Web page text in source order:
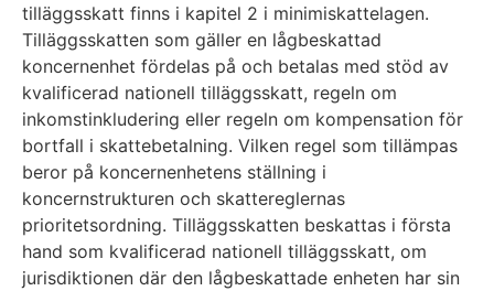
tilläggsskatt finns i kapitel 2 i minimiskattelagen.
Tilläggsskatten som gäller en lågbeskattad
koncernenhet fördelas på och betalas med stöd av
kvalificerad nationell tilläggsskatt, regeln om
inkomstinkludering eller regeln om kompensation för
bortfall i skattebetalning. Vilken regel som tillämpas
beror på koncernenhetens ställning i
koncernstrukturen och skattereglernas
prioritetsordning. Tilläggsskatten beskattas i första
hand som kvalificerad nationell tilläggsskatt, om
jurisdiktionen där den lågbeskattade enheten har sin